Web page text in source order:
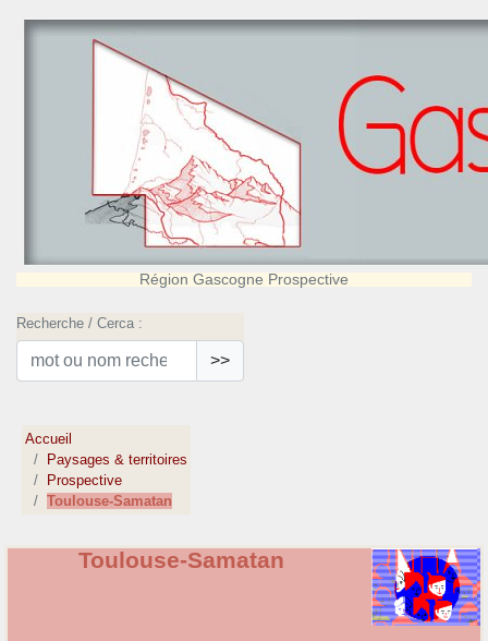
Région Gascogne Prospective
Recherche / Cerca :
>>
Accueil
Paysages & territoires
Prospective
Toulouse-Samatan
Toulouse-Samatan